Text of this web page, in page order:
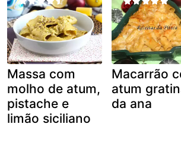
Massa com
molho de atum,
pistache e
limão siciliano
Macarrão
atum
da ana